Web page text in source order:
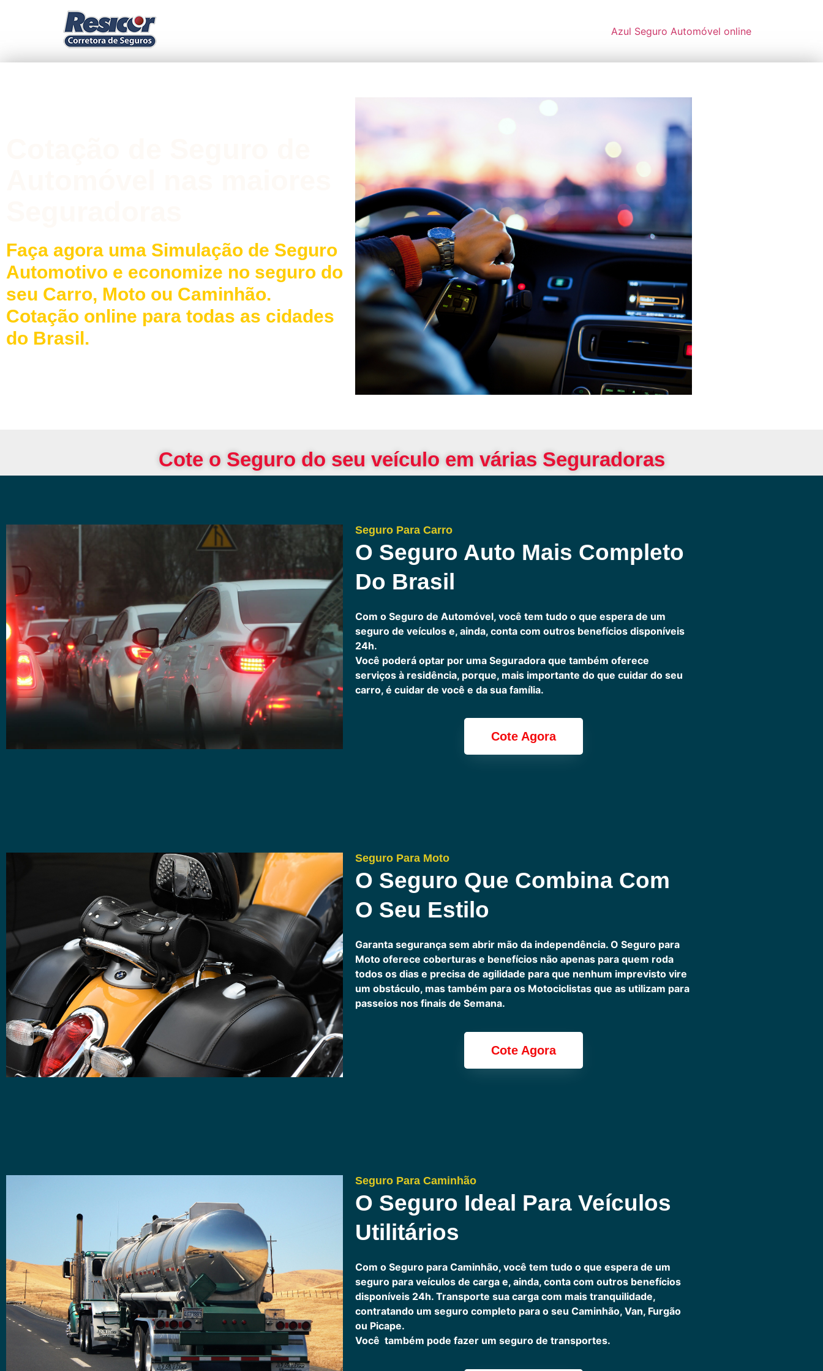
Azul Seguro Automóvel online
Faça agora uma Simulação de Seguro
Automotivo e economize no seguro do
seu Carro, Moto ou Caminhão.
Cotação online para todas as cidades
do Brasil.
Cote o Seguro do seu veículo em várias Seguradoras
Seguro Para Carro
O Seguro Auto Mais Completo
Do Brasil
Com o Seguro de Automóvel, você tem tudo o que espera de um
seguro de veículos e, ainda, conta com outros benefícios disponíveis
24h.
Você poderá optar por uma Seguradora que também oferece
serviços à residência, porque, mais importante do que cuidar do seu
carro, é cuidar de você e da sua família.
Cote Agora
Seguro Para Moto
O Seguro Que Combina Com
O Seu Estilo
Garanta segurança sem abrir mão da independência. O Seguro para
Moto oferece coberturas e benefícios não apenas para quem roda
todos os dias e precisa de agilidade para que nenhum imprevisto vire
um obstáculo, mas também para os Motociclistas que as utilizam para
passeios nos finais de Semana.
Cote Agora
Seguro Para Caminhão
O Seguro Ideal Para Veículos
Utilitários
Com o Seguro para Caminhão, você tem tudo o que espera de um
seguro para veículos de carga e, ainda, conta com outros benefícios
disponíveis 24h. Transporte sua carga com mais tranquilidade,
contratando um seguro completo para o seu Caminhão, Van, Furgão
ou Picape.
Você também pode fazer um seguro de transportes.